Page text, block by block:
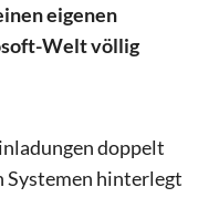
eigenen
Welt völlig
doppelt
Systemen hinterlegt